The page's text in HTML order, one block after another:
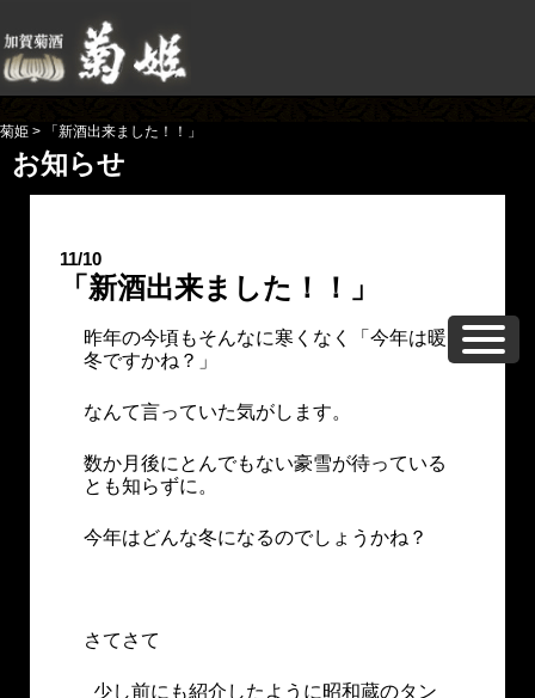
菊姫 > 「新酒出来ました！！」
お知らせ
11/10
「新酒出来ました！！」
昨年の今頃もそんなに寒くなく「今年は暖
冬ですかね？」
なんて言っていた気がします。
数か月後にとんでもない豪雪が待っている
とも知らずに。
今年はどんな冬になるのでしょうかね？
さてさて
少し前にも紹介したように昭和蔵のタン